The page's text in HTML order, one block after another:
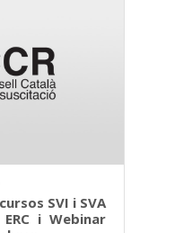
SVI i SVA
i Webinar